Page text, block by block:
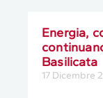
Energia,
Basilicata
17 Dicembre